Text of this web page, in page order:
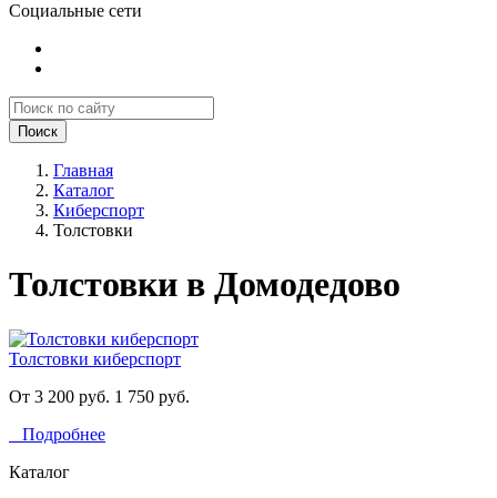
Социальные сети
Поиск
Главная
Каталог
Киберспорт
Толстовки
Толстовки в Домодедово
Толстовки киберспорт
От 3 200 руб. 1 750 руб.
Подробнее
Каталог